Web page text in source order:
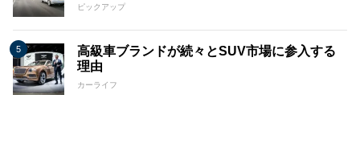
ピックアップ
高級車ブランドが続々とSUV市場に参入する
理由
カーライフ